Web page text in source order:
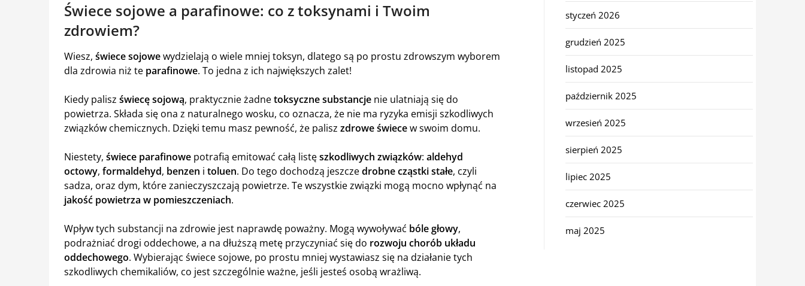
Świece sojowe a parafinowe: co z toksynami i Twoim
zdrowiem?
Wiesz, świece sojowewydzielają o wiele mniej toksyn, dlatego są po prostu zdrowszym wyborem
dla zdrowia niż te parafinowe. To jedna z ich największych zalet!
Kiedy palisz świecę sojową, praktycznie żadnetoksyczne substancje nie ulatniają się do
powietrza. Składa się ona z naturalnego wosku, co oznacza, że nie ma ryzyka emisji szkodliwych
związków chemicznych. Dzięki temu masz pewność, że palisz zdrowe świecew swoim domu.
Niestety, świece parafinowe potrafią emitować całą listęszkodliwych związków: aldehyd
octowy, formaldehyd, benzen i toluen. Do tego dochodzą jeszczedrobne cząstki stałe, czyli
sadza, oraz dym, które zanieczyszczają powietrze. Te wszystkie związki mogą mocno wpłynąć na
jakość powietrza w pomieszczeniach.
Wpływ tych substancji na zdrowie jest naprawdę poważny. Mogą wywoływać bóle głowy,
podrażniać drogi oddechowe, a na dłuższą metę przyczyniać się do rozwoju chorób układu
oddechowego. Wybierając świece sojowe, po prostu mniej wystawiasz się na działanie tych
szkodliwych chemikaliów, co jest szczególnie ważne, jeśli jesteś osobą wrażliwą.
styczeń 2026
grudzień 2025
listopad 2025
październik 2025
wrzesień 2025
sierpień 2025
lipiec 2025
czerwiec 2025
maj 2025